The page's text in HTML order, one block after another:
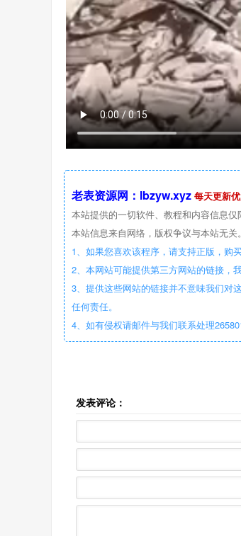
老表资源网：lbzyw.xyz 每天更新
本站提供的一切软件、教程和内容信息
本站信息来自网络，版权争议与本站无
1、如果您喜欢该程序，请支持正版，购
2、本网站可能提供第三方网站的链接，
3、提供这些网站的链接并不意味我们对
任何责任。
4、如有侵权请邮件与我们联系处理
发表评论：